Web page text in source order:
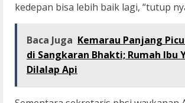
kedepan bisa lebih baik lagi, “tutup
Baca Juga Kemarau Panjang
di Sangkaran Bhakti; Rumah Ibu
Dilalap Api